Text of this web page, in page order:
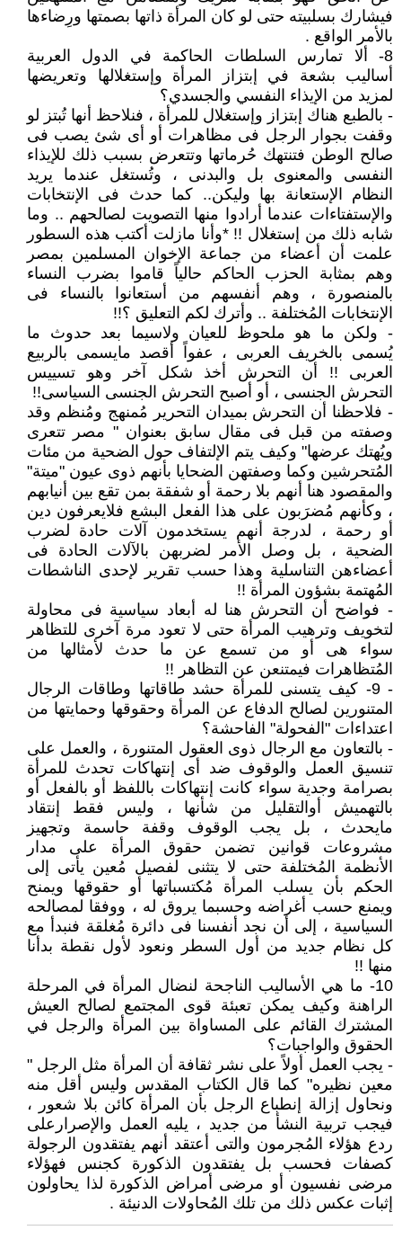
فيشارك بسلبيته حتى لو كان المرأة ذاتها بصمتها ورِضاءها
بالأمر الواقع .
8- ألا تمارس السلطات الحاكمة في الدول العربية
أساليب بشعة في إبتزاز المرأة وإستغلالها وتعريضها
لمزيد من الإيذاء النفسي والجسدي؟
- بالطبع هناك إبتزاز وإستغلال للمرأة ، فنلاحظ أنها تُبتز لو
وقفت بجوار الرجل فى مظاهرات أو أى شئ يصب فى
صالح الوطن فتنتهك حُرماتها وتتعرض بسبب ذلك للإيذاء
النفسى والمعنوى بل والبدنى ، وتُستغل عندما يريد
النظام الإستعانة بها وليكن.. كما حدث فى الإنتخابات
والإستفتاءات عندما أرادوا منها التصويت لصالحهم .. وما
شابه ذلك من إستغلال !! *وأنا مازلت أكتب هذه السطور
علمت أن أعضاء من جماعة الإخوان المسلمين بمصر
وهم بمثابة الحزب الحاكم حالياً قاموا بضرب النساء
بالمنصورة ، وهم أنفسهم من أستعانوا بالنساء فى
الإنتخابات المُختلفة .. وأترك لكم التعليق ؟!!
- ولكن ما هو ملحوظ للعيان ولاسيما بعد حدوث ما
يُسمى بالخريف العربى ، عفواً أقصد مايسمى بالربيع
العربى !! أن التحرش أخذ شكل آخر وهو تسييس
التحرش الجنسى ، أو أصبح التحرش الجنسى السياسى!!
- فلاحظنا أن التحرش بميدان التحرير مُمنهج ومُنظم وقد
وصفته من قبل فى مقال سابق بعنوان " مصر تتعرى
ويُهتك عرضها" وكيف يتم الإلتفاف حول الضحية من مئات
المُتحرشين وكما وصفتهن الضحايا بأنهم ذوى عيون "ميتة"
والمقصود هنا أنهم بلا رحمة أو شفقة بمن تقع بين أنيابهم
، وكأنهم مُضرَبون على هذا الفعل البشع فلايعرفون دين
أو رحمة ، لدرجة أنهم يستخدمون آلات حادة لضرب
الضحية ، بل وصل الأمر لضربهن بالآلات الحادة فى
أعضاءهن التناسلية وهذا حسب تقرير لإحدى الناشطات
المُهتمة بشؤون المرأة !!
- فواضح أن التحرش هنا له أبعاد سياسية فى محاولة
لتخويف وترهيب المرأة حتى لا تعود مرة آخرى للتظاهر
سواء هى أو من تسمع عن ما حدث لأمثالها من
المُتظاهرات فيمتنعن عن التظاهر !!
- 9- كيف يتسنى للمرأة حشد طاقاتها وطاقات الرجال
المتنورين لصالح الدفاع عن المرأة وحقوقها وحمايتها من
اعتداءات "الفحولة" الفاحشة؟
- بالتعاون مع الرجال ذوى العقول المتنورة ، والعمل على
تنسيق العمل والوقوف ضد أى إنتهاكات تحدث للمرأة
بصرامة وجدية سواء كانت إنتهاكات باللفظ أو بالفعل أو
بالتهميش أوالتقليل من شأنها ، وليس فقط إنتقاد
مايحدث ، بل يجب الوقوف وقفة حاسمة وتجهيز
مشروعات قوانين تضمن حقوق المرأة على مدار
الأنظمة المُختلفة حتى لا يتثنى لفصيل مُعين يأتى إلى
الحكم بأن يسلب المرأة مُكتسباتها أو حقوقها ويمنح
ويمنع حسب أغراضه وحسبما يروق له ، ووفقا لمصالحه
السياسية ، إلى أن نجد أنفسنا فى دائرة مُغلقة فنبدأ مع
كل نظام جديد من أول السطر ونعود لأول نقطة بدأنا
منها !!
10- ما هي الأساليب الناجحة لنضال المرأة في المرحلة
الراهنة وكيف يمكن تعبئة قوى المجتمع لصالح العيش
المشترك القائم على المساواة بين المرأة والرجل في
الحقوق والواجبات؟
- يجب العمل أولاً على نشر ثقافة أن المرأة مثل الرجل "
معين نظيره" كما قال الكتاب المقدس وليس أقل منه
ونحاول إزالة إنطباع الرجل بأن المرأة كائن بلا شعور ،
فيجب تربية النشأ من جديد ، يليه العمل والإصرارعلى
ردع هؤلاء المُجرمون والتى أعتقد أنهم يفتقدون الرجولة
كصفات فحسب بل يفتقدون الذكورة كجنس فهؤلاء
مرضى نفسيون أو مرضى أمراض الذكورة لذا يحاولون
إثبات عكس ذلك من تلك المُحاولات الدنيئة .